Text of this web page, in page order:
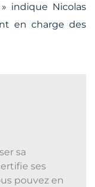
» indique Nicolas
en charge des
sa
ses
pouvez en